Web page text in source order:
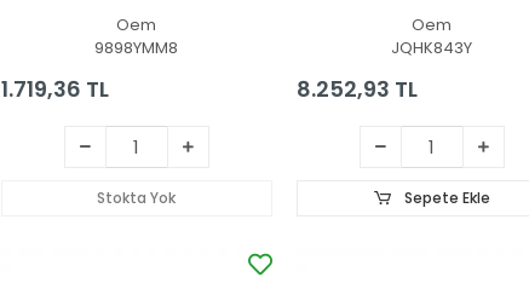
Oem
9898YMM8
1.719,36 TL
Stokta Yok
Oem
JQHK843Y
8.252,93 TL
Sepete Ekle